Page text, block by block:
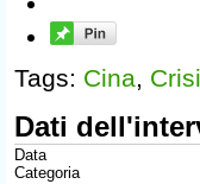
Tags: Cina,
Dati
Data
Categoria